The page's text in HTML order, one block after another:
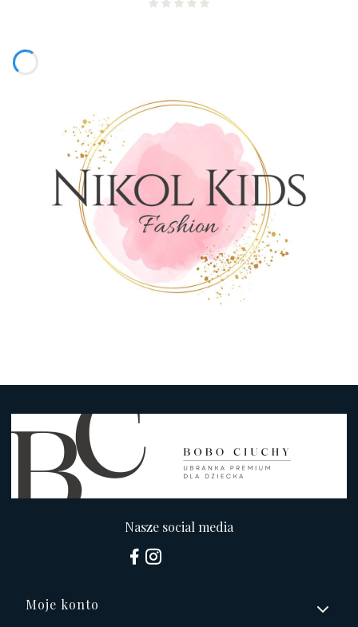
Nasze social media
Linki w stopce
Moje konto